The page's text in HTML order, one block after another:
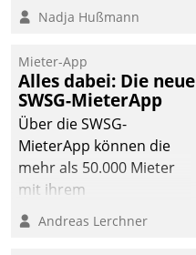
Nadja Hußmann
Mieter-App
Alles dabei: Die neue
SWSG-MieterApp
Über die SWSG-
MieterApp können die
mehr als 50.000 Mieter
mit ihrem
Wohnungsunternehmen
kommunizieren, auf dem
Andreas Lerchner